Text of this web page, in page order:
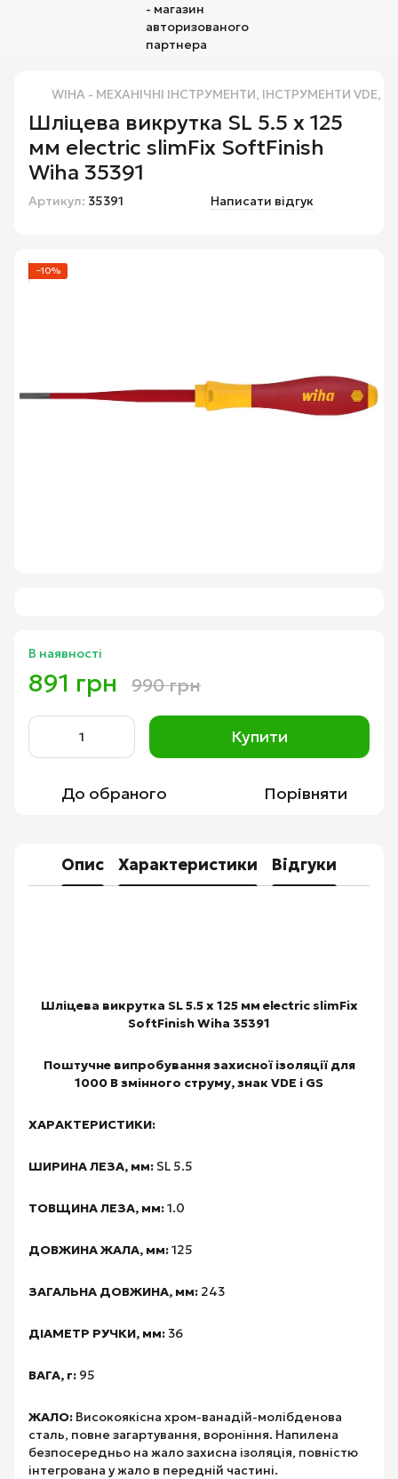
WIHA - МЕХАНІЧНІ ІНСТРУМЕНТИ, ІНСТРУМЕНТИ
Шліцева викрутка SL 5.5 х 125
мм electric slimFix SoftFinish
Wiha 35391
Артикул: 35391 Написати відгук
−10%
В наявності
891 грн 990 грн
Купити
До обраного Порівняти
Опис Характеристики Відгуки
Шліцева викрутка SL 5.5 х 125 мм electric slimFix
SoftFinish Wiha 35391
Поштучне випробування захисної ізоляції для
1000 В змінного струму, знак VDE і GS
ХАРАКТЕРИСТИКИ:
ШИРИНА ЛЕЗА, мм: SL 5.5
ТОВЩИНА ЛЕЗА, мм:1.0
ДОВЖИНА ЖАЛА, мм:125
ЗАГАЛЬНА ДОВЖИНА, мм: 243
ДІАМЕТР РУЧКИ, мм: 36
ВАГА, г: 95
ЖАЛО: Високоякісна хром-ванадій-молібденова
сталь, повне загартування, вороніння. Напилена
безпосередньо на жало захисна ізоляція, повністю
інтегрована у жало в передній частині.